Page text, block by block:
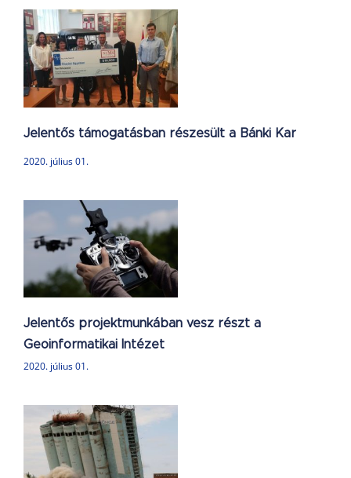
Jelentős támogatásban részesült a Bánki Kar
2020. július 01.
Jelentős projektmunkában vesz részt a
Geoinformatikai Intézet
2020. július 01.